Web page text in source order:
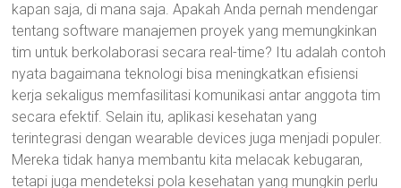
kapan saja, di mana saja. Apakah Anda pernah mendengar
tentang software manajemen proyek yang memungkinkan
tim untuk berkolaborasi secara real-time? Itu adalah contoh
nyata bagaimana teknologi bisa meningkatkan efisiensi
kerja sekaligus memfasilitasi komunikasi antar anggota tim
secara efektif. Selain itu, aplikasi kesehatan yang
terintegrasi dengan wearable devices juga menjadi populer.
Mereka tidak hanya membantu kita melacak kebugaran,
tetapi juga mendeteksi pola kesehatan yang mungkin perlu